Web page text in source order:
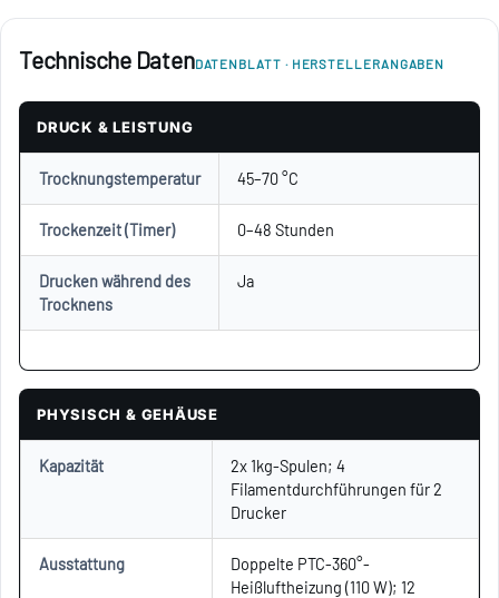
Technische DatenDATENBLATT · HERSTELLERANGABEN
DRUCK & LEISTUNG
Trocknungstemperatur 45–70 °C
Trockenzeit (Timer) 0–48 Stunden
Drucken während des
Trocknens
Ja
PHYSISCH & GEHÄUSE
Kapazität
2x 1kg-Spulen; 4
Filamentdurchführungen für 2
Drucker
Ausstattung
Doppelte PTC-360°-
Heißluftheizung (110 W); 12